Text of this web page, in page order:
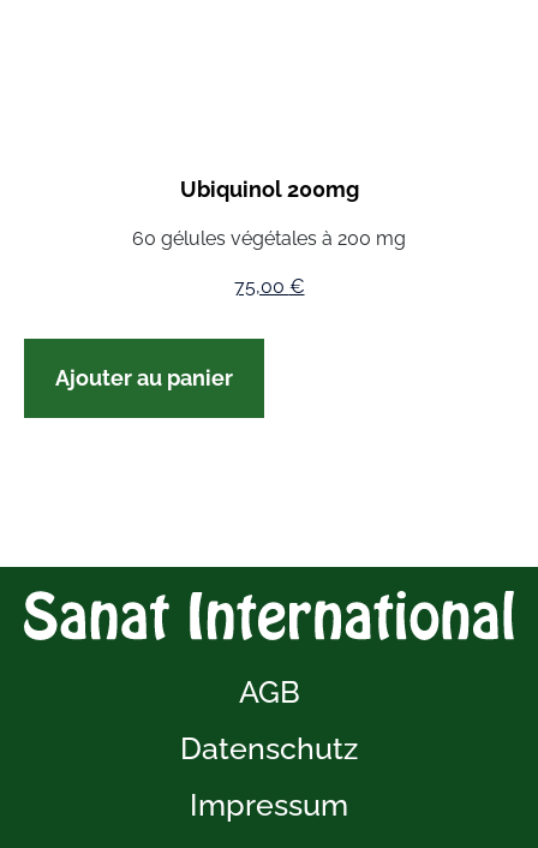
Ubiquinol 200mg
60 gélules végétales à 200 mg
75,00 €
Ajouter au panier
AGB
Datenschutz
Impressum